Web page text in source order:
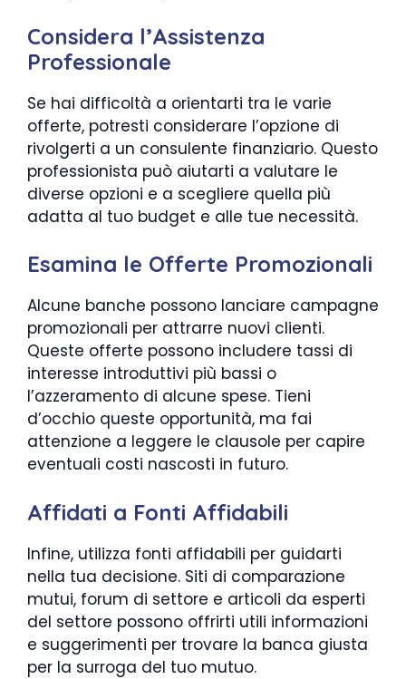
Considera l’Assistenza
Professionale
Se hai difficoltà a orientarti tra le varie
offerte, potresti considerare l’opzione di
rivolgerti a un consulente finanziario. Questo
professionista può aiutarti a valutare le
diverse opzioni e a scegliere quella più
adatta al tuo budget e alle tue necessità.
Esamina le Offerte Promozionali
Alcune banche possono lanciare campagne
promozionali per attrarre nuovi clienti.
Queste offerte possono includere tassi di
interesse introduttivi più bassi o
l’azzeramento di alcune spese. Tieni
d’occhio queste opportunità, ma fai
attenzione a leggere le clausole per capire
eventuali costi nascosti in futuro.
Affidati a Fonti Affidabili
Infine, utilizza fonti affidabili per guidarti
nella tua decisione. Siti di comparazione
mutui, forum di settore e articoli da esperti
del settore possono offrirti utili informazioni
e suggerimenti per trovare la banca giusta
per la surroga del tuo mutuo.